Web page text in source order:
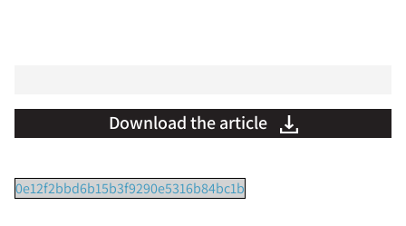
Download the article
0e12f2bbd6b15b3f9290e5316b84bc1b